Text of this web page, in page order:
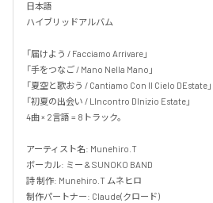
日本語
ハイブリッドアルバム
「届けよう / Facciamo Arrivare」
「手をつなご / Mano Nella Mano」
「夏空と歌おう / Cantiamo Con Il Cielo DEstate」
「初夏の出会い / LIncontro DInizio Estate」
4曲 × 2言語 = 8トラック。
アーティスト名: Munehiro.T
ボーカル: ミー & SUNOKO BAND
詩 制作: Munehiro.T ムネヒロ
制作パートナー: Claude(クロード)